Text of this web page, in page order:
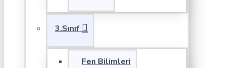
3.Sınıf
Fen Bilimleri